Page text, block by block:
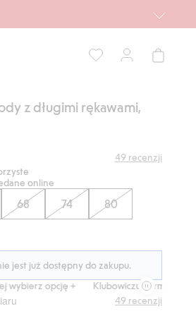
z długimi rękawami,
ocena: 49 recenzji
online
68 74 80
jest już dostępny do zakupu.
opcję + Klubowiczu darmowa
49 recenzji